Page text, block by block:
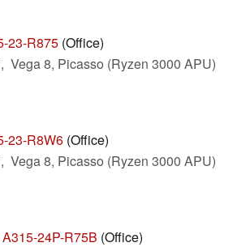
23-R875 (Office)
Vega 8, Picasso (Ryzen 3000 APU)
23-R8W6 (Office)
Vega 8, Picasso (Ryzen 3000 APU)
24P-R75B (Office)